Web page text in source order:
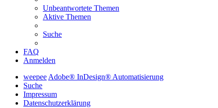
Unbeantwortete Themen
Aktive Themen
Suche
FAQ
Anmelden
weepeeAdobe® InDesign® Automatisierung
Suche
Impressum
Datenschutzerklärung